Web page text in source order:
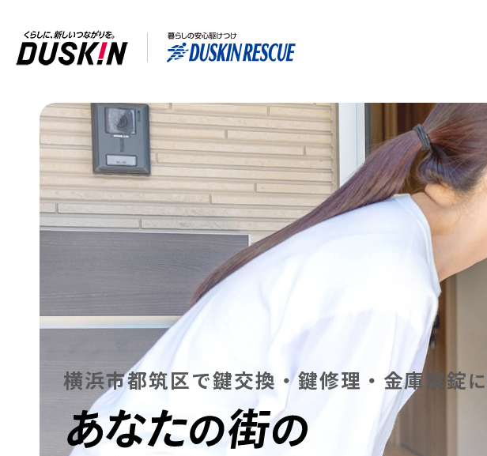
横浜市都筑区で鍵交換・鍵修理・金庫解錠に